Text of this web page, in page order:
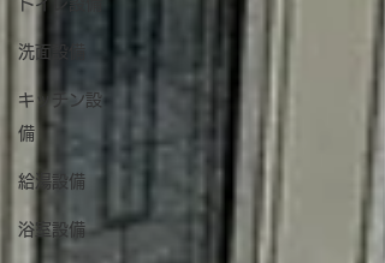
トイレ設備
洗面設備
キッチン設
備
給湯設備
浴室設備